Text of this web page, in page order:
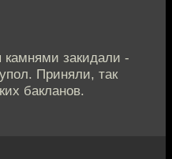
камнями закидали -
Приняли, так
бакланов.